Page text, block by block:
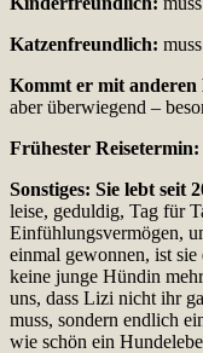
Katzenfreundlich:
Kommt er mit
aber überwiegend –
Frühester Reisetermin:
Sonstiges: Sie lebt seit
leise, geduldig, Tag für
Einfühlungsvermögen,
einmal gewonnen, ist
keine junge Hündin
uns, dass Lizi nicht ihr
muss, sondern endlich
wie schön ein